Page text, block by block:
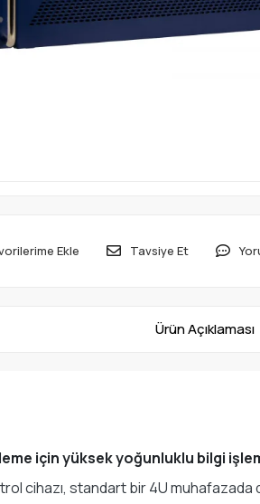
Ekle Tavsiye Et
Ürün Açıklaması
için yüksek yoğunluklu bilgi
cihazı, standart bir 4U muhafazada